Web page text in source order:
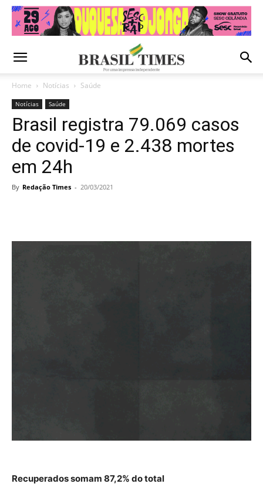
Home Notícias Saúde
Notícias Saúde
Brasil registra 79.069 casos
de covid-19 e 2.438 mortes
em 24h
By Redação Times - 20/03/2021
Recuperados somam 87,2% do total